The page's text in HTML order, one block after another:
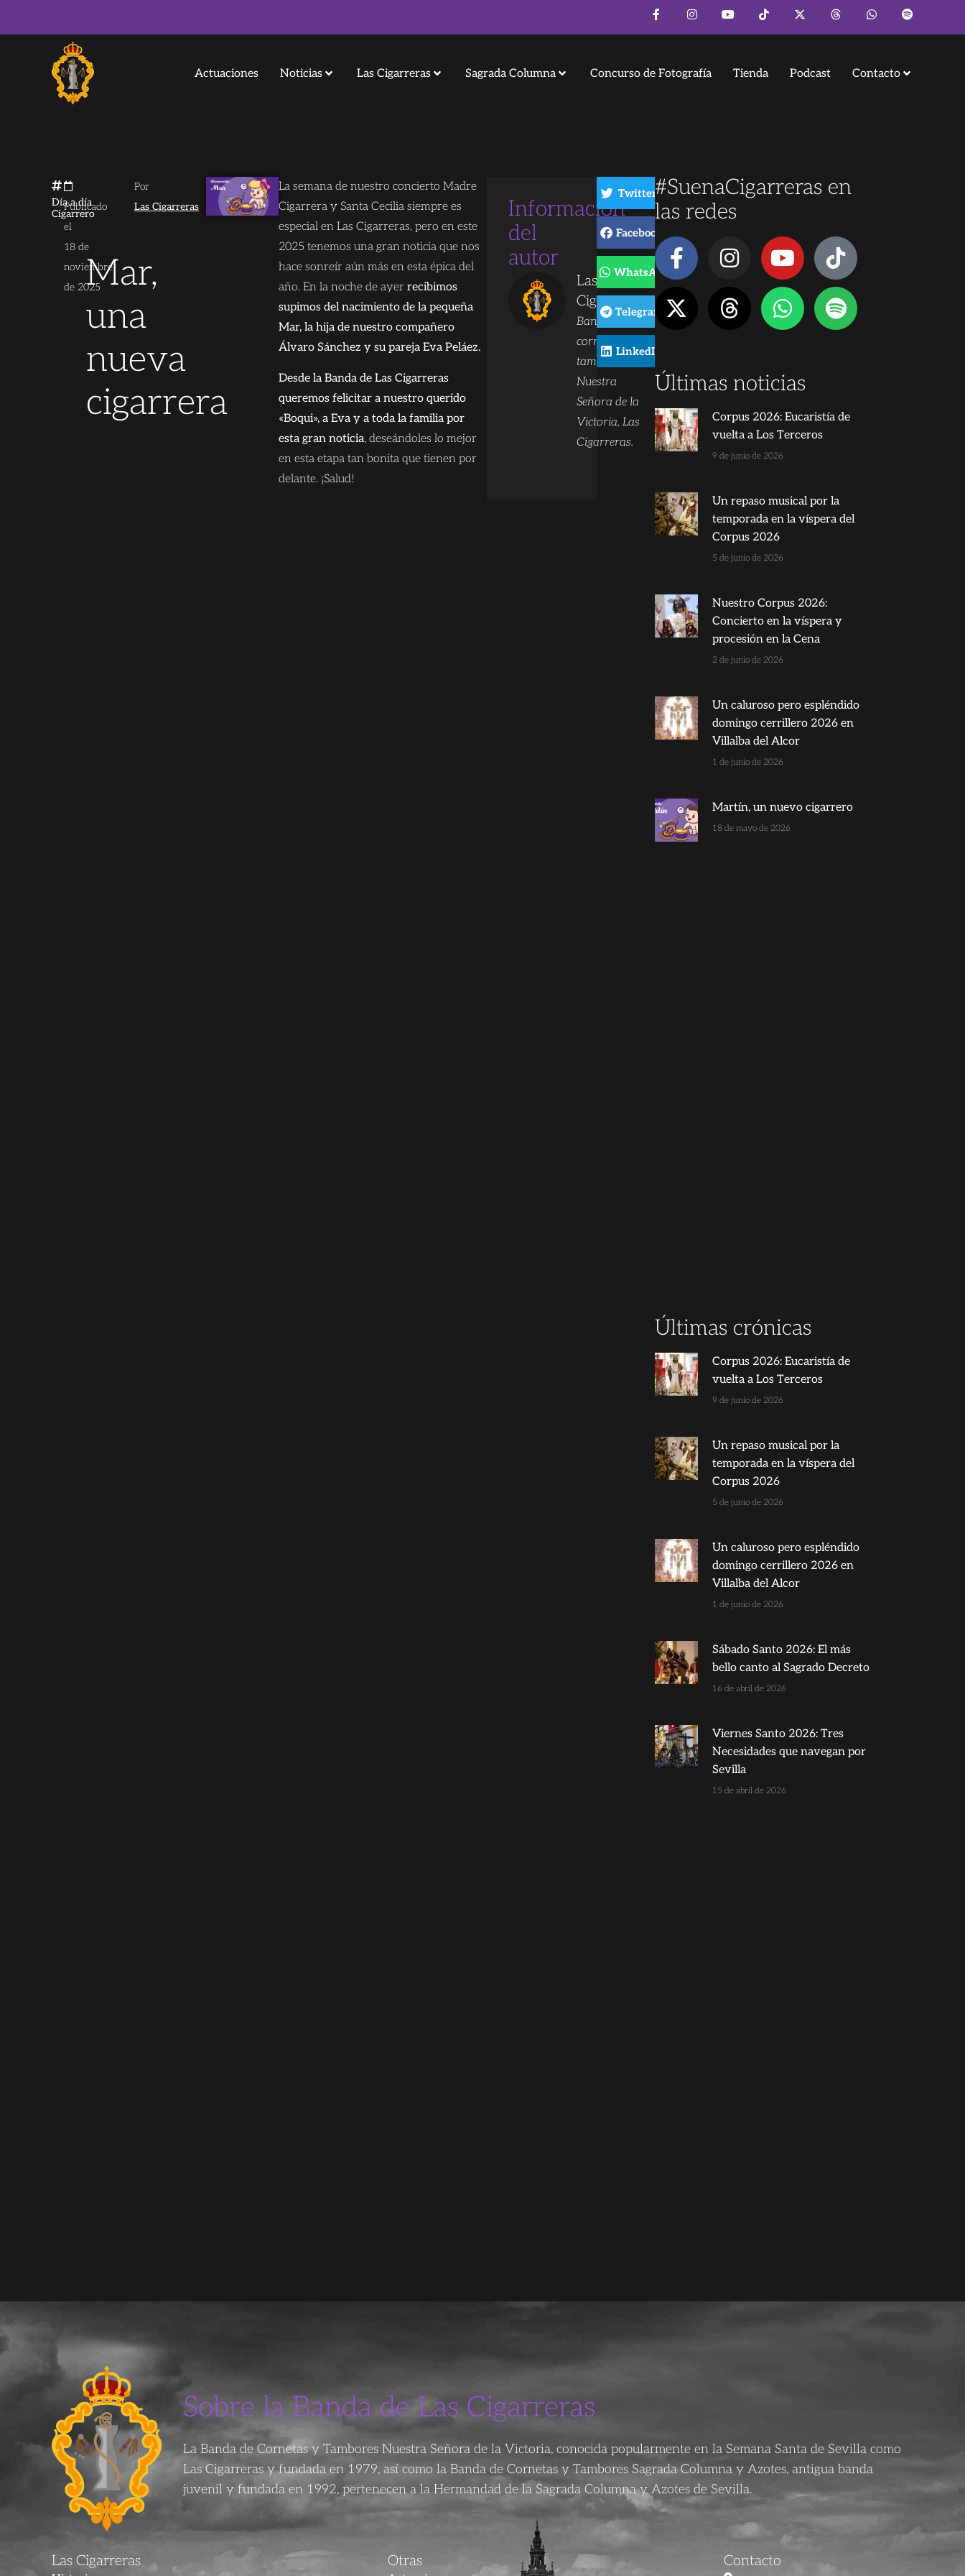
Actuaciones Noticias Las Cigarreras Sagrada Columna Concurso de Fotografía Tienda Podcast Contacto
Día a día
Cigarrero
Publicado
el
18 de
noviembre
de 2025Mar,
una
nueva
cigarrera
Por
Las Cigarreras
La semana de nuestro concierto Madre
Cigarrera y Santa Cecilia siempre es
especial en Las Cigarreras, pero en este
2025 tenemos una gran noticia que nos
hace sonreír aún más en esta épica del
año. En la noche de ayer recibimos
supimos del nacimiento de la pequeña
Mar, la hija de nuestro compañero
Álvaro Sánchez y su pareja Eva Peláez.
Desde la Banda de Las Cigarreras
queremos felicitar a nuestro querido
«Boqui», a Eva y a toda la familia por
esta gran noticia, deseándoles lo mejor
en esta etapa tan bonita que tienen por
delante. ¡Salud!
Información
del
autor
Las
Cigarreras
Banda de
cornetas y
tambores
Nuestra
Señora de la
Victoria, Las
Cigarreras.
Twitter
Facebook
WhatsApp
Telegram
LinkedIn
#SuenaCigarreras en
las redes
Últimas noticias
Corpus 2026: Eucaristía de
vuelta a Los Terceros
9 de junio de 2026
Un repaso musical por la
temporada en la víspera del
Corpus 2026
5 de junio de 2026
Nuestro Corpus 2026:
Concierto en la víspera y
procesión en la Cena
2 de junio de 2026
Un caluroso pero espléndido
domingo cerrillero 2026 en
Villalba del Alcor
1 de junio de 2026
Martín, un nuevo cigarrero
18 de mayo de 2026
Últimas crónicas
Corpus 2026: Eucaristía de
vuelta a Los Terceros
9 de junio de 2026
Un repaso musical por la
temporada en la víspera del
Corpus 2026
5 de junio de 2026
Un caluroso pero espléndido
domingo cerrillero 2026 en
Villalba del Alcor
1 de junio de 2026
Sábado Santo 2026: El más
bello canto al Sagrado Decreto
16 de abril de 2026
Viernes Santo 2026: Tres
Necesidades que navegan por
Sevilla
15 de abril de 2026
Sobre la Banda de Las Cigarreras
La Banda de Cornetas y Tambores Nuestra Señora de la Victoria, conocida popularmente en la Semana Santa de Sevilla como
Las Cigarreras y fundada en 1979, así como la Banda de Cornetas y Tambores Sagrada Columna y Azotes, antigua banda
juvenil y fundada en 1992, pertenecen a la Hermandad de la Sagrada Columna y Azotes de Sevilla.
Las Cigarreras Otras Contacto